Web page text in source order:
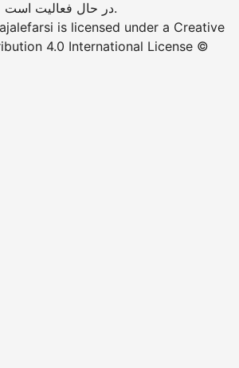
در حال فعالیت است.
is licensed under a Creative
4.0 International License ©️